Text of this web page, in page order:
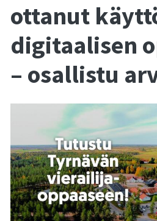
ottanut
digitaalisen
– osallistu